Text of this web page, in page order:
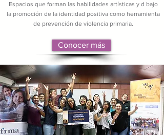
Espacios que forman las habilidades artísticas y d bajo
la promoción de la identidad positiva como herramienta
de prevención de violencia primaria.
Conocer más